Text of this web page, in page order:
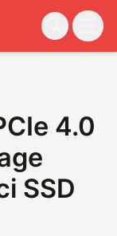
4.0
SSD